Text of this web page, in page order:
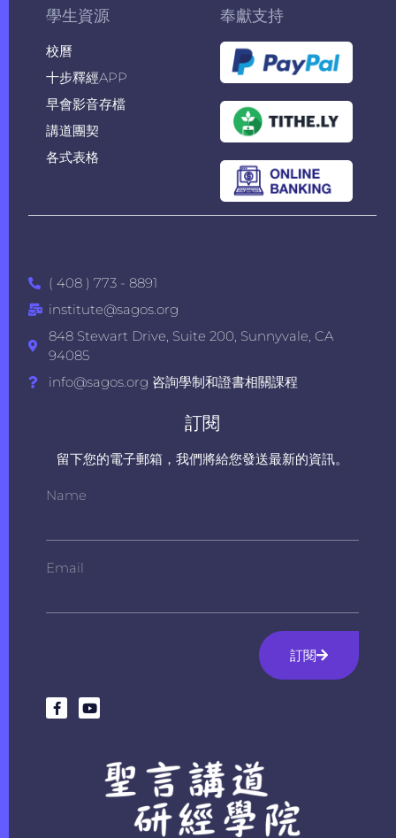
學生資源
校曆
十步釋經APP
早會影音存檔
講道團契
各式表格
奉獻支持
( 408 ) 773 - 8891
institute@sagos.org
848 Stewart Drive, Suite 200, Sunnyvale, CA
94085
info@sagos.org 咨詢學制和證書相關課程
訂閱
留下您的電子郵箱，我們將給您發送最新的資訊。
Name
Email
訂閱